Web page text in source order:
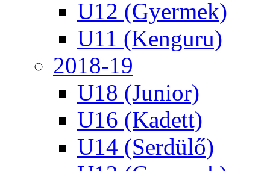
U12 (Gyermek)
U11 (Kenguru)
2018-19
U18 (Junior)
U16 (Kadett)
U14 (Serdülő)